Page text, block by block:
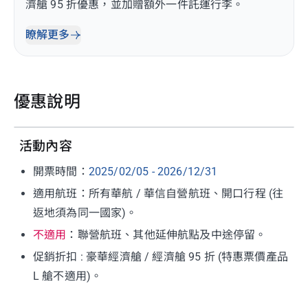
濟艙 95 折優惠，並加贈額外一件託運行李。
瞭解更多
優惠說明
活動內容
開票時間： 2025/02/05 - 2026/12/31
適用航班：所有華航 / 華信自營航班、開口行程 (往
返地須為同一國家)。
不適用 ：聯營航班、其他延伸航點及中途停留。
促銷折扣 : 豪華經濟艙 / 經濟艙 95 折 (特惠票價產品
L 艙不適用)。